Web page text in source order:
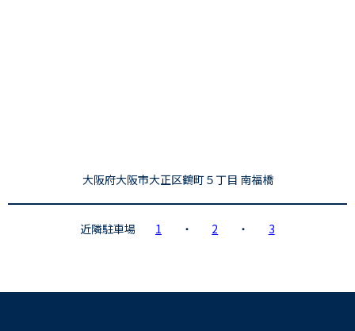
大阪府大阪市大正区鶴町５丁目 南福橋
近隣駐車場 1 ・ 2 ・ 3